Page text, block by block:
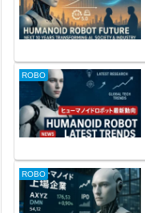
ROBO
ROBO